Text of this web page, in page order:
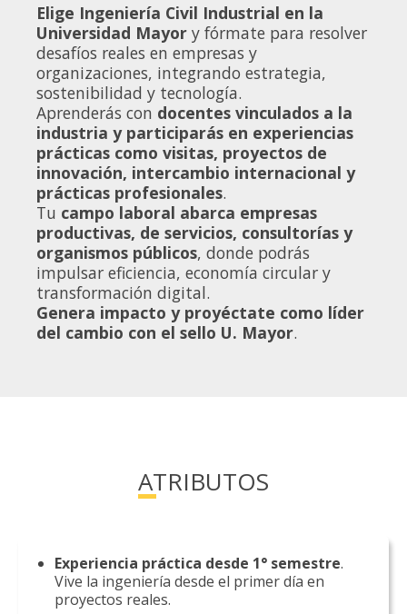
Elige Ingeniería Civil Industrial en la
Universidad Mayor y fórmate para resolver
desafíos reales en empresas y
organizaciones, integrando estrategia,
sostenibilidad y tecnología.
Aprenderás con docentes vinculados a la
industria y participarás en experiencias
prácticas como visitas, proyectos de
innovación, intercambio internacional y
prácticas profesionales.
Tu campo laboral abarca empresas
productivas, de servicios, consultorías y
organismos públicos, donde podrás
impulsar eficiencia, economía circular y
transformación digital.
Genera impacto y proyéctate como líder
del cambio con el sello U. Mayor.
ATRIBUTOS
Experiencia práctica desde 1° semestre.
Vive la ingeniería desde el primer día en
proyectos reales.